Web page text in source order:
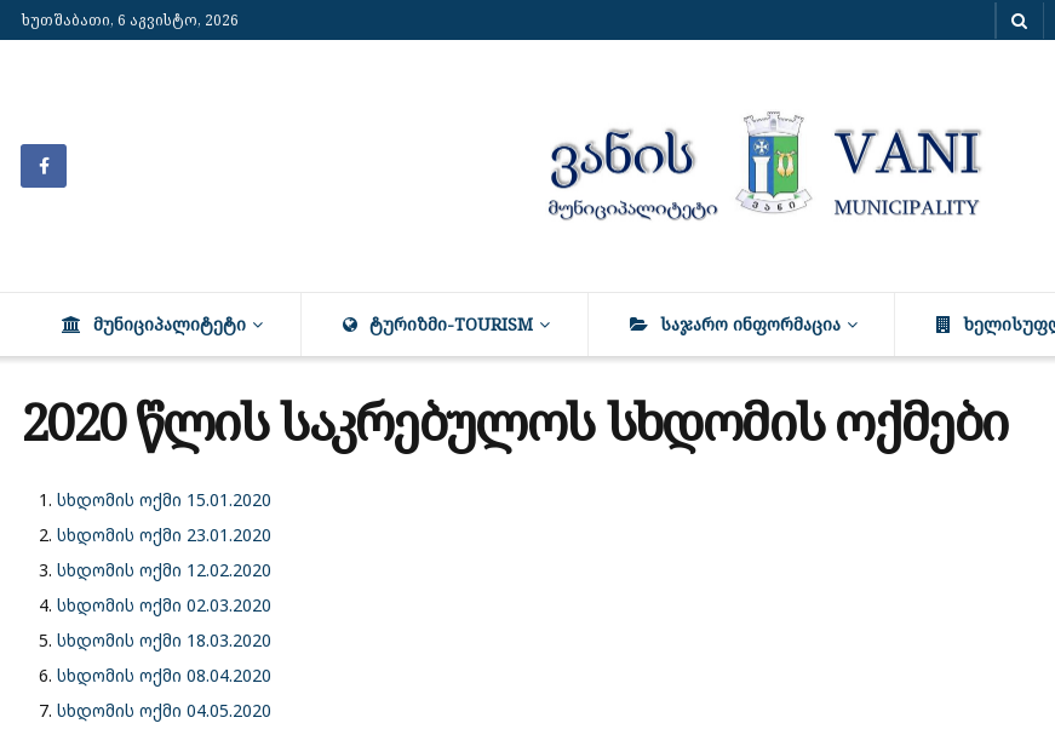
ხუთშაბათი, 6 აგვისტო, 2026
ᲛᲣᲜᲘᲪᲘᲞᲐᲚᲘᲢᲔᲢᲘ ᲢᲣᲠᲘᲖᲛᲘ-TOURISM ᲡᲐᲯᲐᲠᲝ ᲘᲜᲤᲝᲠᲛᲐᲪᲘᲐ
2020 წლის საკრებულოს სხდომის ოქმები
სხდომის ოქმი 15.01.2020
სხდომის ოქმი 23.01.2020
სხდომის ოქმი 12.02.2020
სხდომის ოქმი 02.03.2020
სხდომის ოქმი 18.03.2020
სხდომის ოქმი 08.04.2020
სხდომის ოქმი 04.05.2020